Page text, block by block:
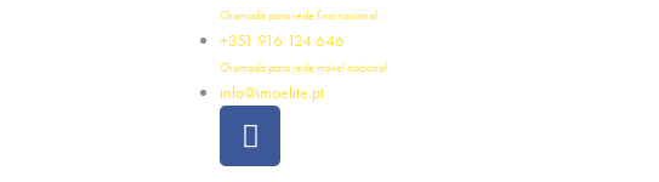
Chamada para rede fixa nacional
+351 916 124 646
Chamada para rede móvel nacional
info@imoelite.pt